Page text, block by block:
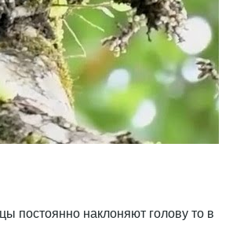
постоянно наклоняют голову то в